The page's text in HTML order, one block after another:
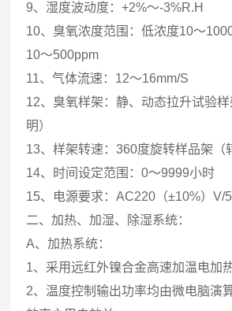
9、湿度波动度：+2%～-3%R.H
10、臭氧浓度范围：低浓度10～
10～500ppm
11、气体流速：12～16mm/S
12、臭氧样架：静、动态拉升试验
明）
13、样架转速：360度旋转样品架（
14、时间设定范围：0～9999小时
15、电源要求：AC220（±10%）V/
二、加热、加湿、除湿系统：
A、加热系统：
1、采用远红外镍合金高速加温电加
2、温度控制输出功率均由微电脑演